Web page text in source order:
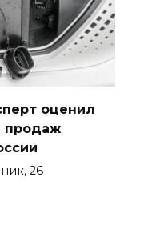
оценил
продаж
26